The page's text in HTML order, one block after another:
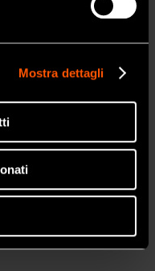
Mostra dettagli